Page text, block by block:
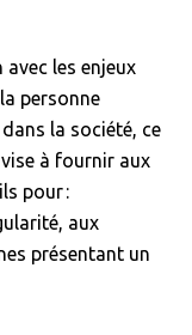
les enjeux
personne
la société, ce
à fournir aux
pour :
aux
présentant un